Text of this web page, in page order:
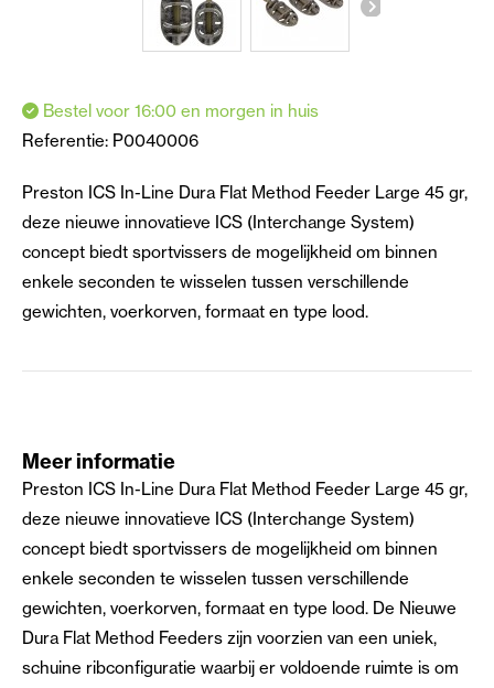
Bestel voor 16:00 en morgen in huis
Referentie: P0040006
Preston ICS In-Line Dura Flat Method Feeder Large 45 gr,
deze nieuwe innovatieve ICS (Interchange System)
concept biedt sportvissers de mogelijkheid om binnen
enkele seconden te wisselen tussen verschillende
gewichten, voerkorven, formaat en type lood.
Meer informatie
Preston ICS In-Line Dura Flat Method Feeder Large 45 gr,
deze nieuwe innovatieve ICS (Interchange System)
concept biedt sportvissers de mogelijkheid om binnen
enkele seconden te wisselen tussen verschillende
gewichten, voerkorven, formaat en type lood. De Nieuwe
Dura Flat Method Feeders zijn voorzien van een uniek,
schuine ribconfiguratie waarbij er voldoende ruimte is om